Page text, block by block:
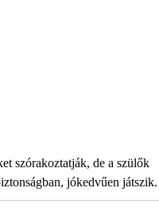
szórakoztatják, de a szülők
jókedvűen játszik.